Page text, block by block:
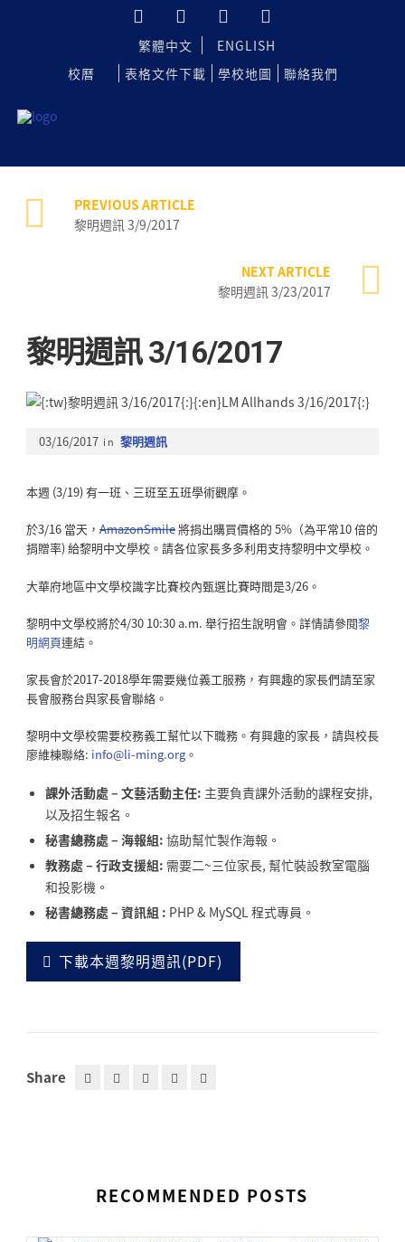
繁體中文
ENGLISH
校曆
表格文件下載 學校地圖 聯絡我們
PREVIOUS ARTICLE
黎明週訊 3/9/2017
NEXT ARTICLE
黎明週訊 3/23/2017
黎明週訊 3/16/2017
03/16/2017 in 黎明週訊
本週 (3/19) 有一班、三班至五班學術觀摩。
於3/16 當天， AmazonSmile將捐出購買價格的 5%（為平常10 倍的
捐贈率) 給黎明中文學校。請各位家長多多利用支持黎明中文學校。
大華府地區中文學校識字比賽校內甄選比賽時間是3/26。
黎明中文學校將於4/30 10:30 a.m. 舉行招生說明會。詳情請參閱黎
明網頁連結。
家長會於2017-2018學年需要幾位義工服務，有興趣的家長們請至家
長會服務台與家長會聯絡。
黎明中文學校需要校務義工幫忙以下職務。有興趣的家長，請與校長
廖維棟聯絡: info@li-ming.org。
課外活動處 – 文藝活動主任: 主要負責課外活動的課程安排,
以及招生報名。
秘書總務處 – 海報組: 協助幫忙製作海報。
教務處 – 行政支援組: 需要二~三位家長, 幫忙裝設教室電腦
和投影機。
秘書總務處 – 資訊組 : PHP & MySQL 程式專員。
下載本週黎明週訊(PDF)
Share
RECOMMENDED POSTS